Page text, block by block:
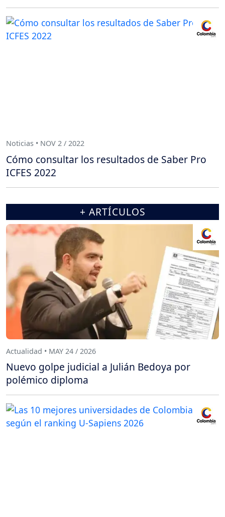
Noticias • NOV 2 / 2022
Cómo consultar los resultados de Saber Pro
ICFES 2022
+ ARTÍCULOS
Actualidad • MAY 24 / 2026
Nuevo golpe judicial a Julián Bedoya por
polémico diploma